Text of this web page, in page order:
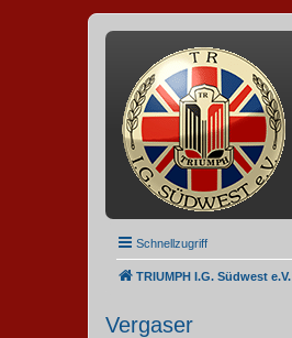
Schnellzugriff
TRIUMPH I.G. Südwest e.V.
Vergaser